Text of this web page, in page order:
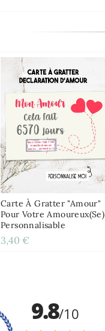
Carte À Gratter "Amour"
Pour Votre Amoureux(se)
Personnalisable
3,40 €